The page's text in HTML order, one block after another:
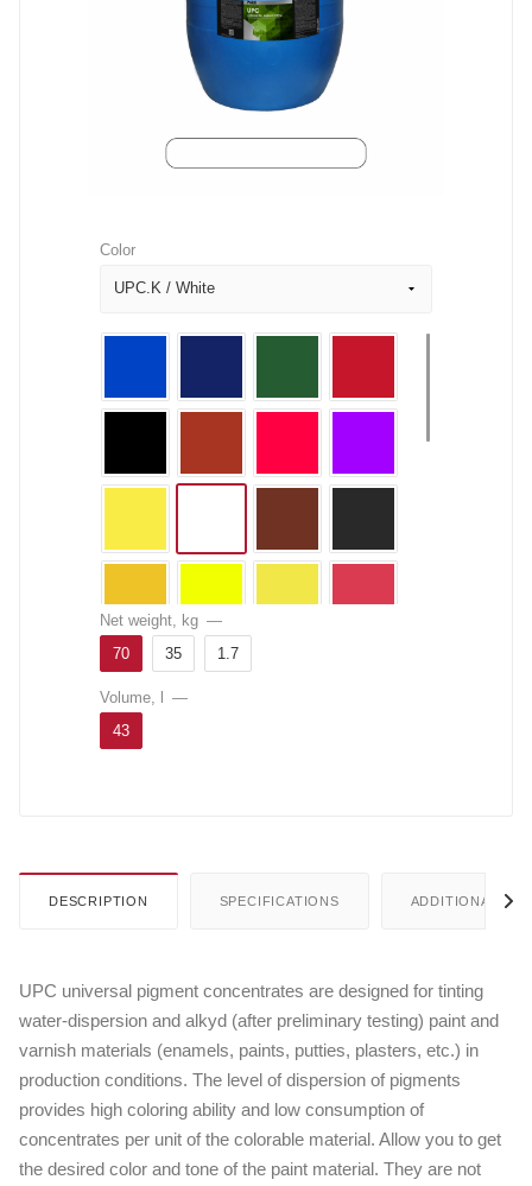
Color
UPC.K / White
Net weight, kg —
70
35 1.7
Volume, l
—
43
DESCRIPTION SPECIFICATIONS ADDITIONALLY
UPC universal pigment concentrates are designed for tinting
water-dispersion and alkyd (after preliminary testing) paint and
varnish materials (enamels, paints, putties, plasters, etc.) in
production conditions. The level of dispersion of pigments
provides high coloring ability and low consumption of
concentrates per unit of the colorable material. Allow you to get
the desired color and tone of the paint material. They are not